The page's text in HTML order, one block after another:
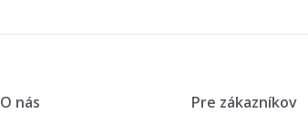
O nás Pre zákazníkov